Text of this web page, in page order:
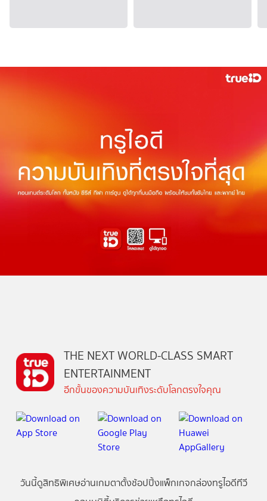
THE NEXT WORLD-CLASS SMART
ENTERTAINMENT
อีกขั้นของความบันเทิงระดับโลกตรงใจคุณ
วันนี้ดูสิทธิพิเศษอ่านเกมตาตั้งช้อปปิ้งแพ็กเกจกล่องทรูไอดีทีวี